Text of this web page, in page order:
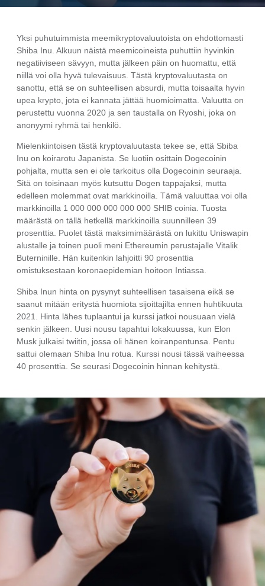
Yksi puhutuimmista meemikryptovaluutoista on ehdottomasti
Shiba Inu. Alkuun näistä meemicoineista puhuttiin hyvinkin
negatiiviseen sävyyn, mutta jälkeen päin on huomattu, että
niillä voi olla hyvä tulevaisuus. Tästä kryptovaluutasta on
sanottu, että se on suhteellisen absurdi, mutta toisaalta hyvin
upea krypto, jota ei kannata jättää huomioimatta. Valuutta on
perustettu vuonna 2020 ja sen taustalla on Ryoshi, joka on
anonyymi ryhmä tai henkilö.
Mielenkiintoisen tästä kryptovaluutasta tekee se, että Sbiba
Inu on koirarotu Japanista. Se luotiin osittain Dogecoinin
pohjalta, mutta sen ei ole tarkoitus olla Dogecoinin seuraaja.
Sitä on toisinaan myös kutsuttu Dogen tappajaksi, mutta
edelleen molemmat ovat markkinoilla. Tämä valuuttaa voi olla
markkinoilla 1 000 000 000 000 000 SHIB coinia. Tuosta
määrästä on tällä hetkellä markkinoilla suunnilleen 39
prosenttia. Puolet tästä maksimimäärästä on lukittu Uniswapin
alustalle ja toinen puoli meni Ethereumin perustajalle Vitalik
Buterninille. Hän kuitenkin lahjoitti 90 prosenttia
omistuksestaan koronaepidemian hoitoon Intiassa.
Shiba Inun hinta on pysynyt suhteellisen tasaisena eikä se
saanut mitään eritystä huomiota sijoittajilta ennen huhtikuuta
2021. Hinta lähes tuplaantui ja kurssi jatkoi nousuaan vielä
senkin jälkeen. Uusi nousu tapahtui lokakuussa, kun Elon
Musk julkaisi twiitin, jossa oli hänen koiranpentunsa. Pentu
sattui olemaan Shiba Inu rotua. Kurssi nousi tässä vaiheessa
40 prosenttia. Se seurasi Dogecoinin hinnan kehitystä.